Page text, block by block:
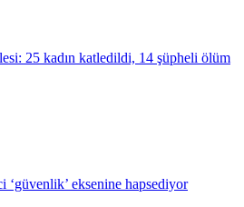
25 kadın katledildi, 14 şüpheli ölüm
‘güvenlik’ eksenine hapsediyor